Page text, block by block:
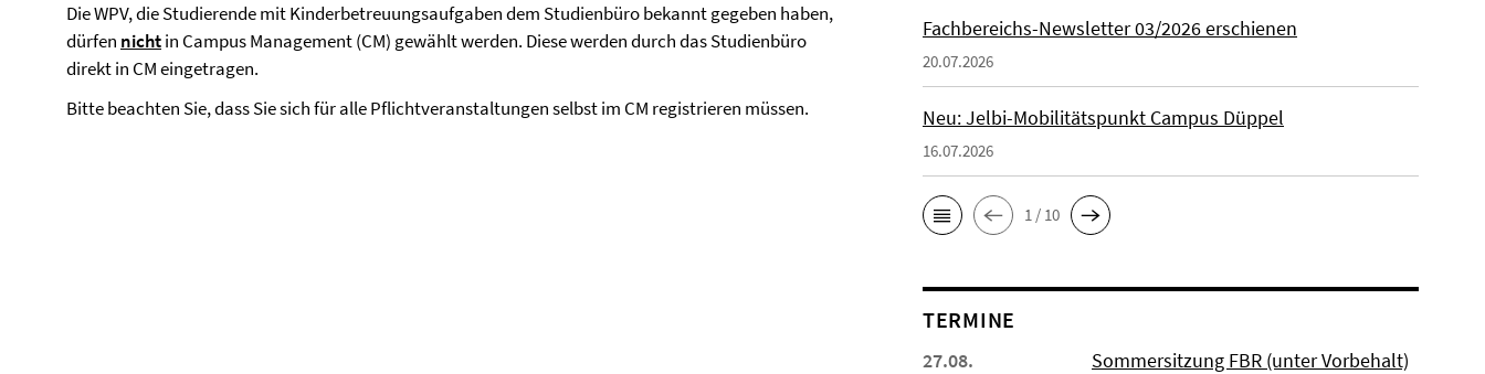
Die WPV, die Studierende mit Kinderbetreuungsaufgaben dem Studienbüro bekannt gegeben haben,
dürfen nichtin Campus Management (CM) gewählt werden. Diese werden durch das Studienbüro
direkt in CM eingetragen.
Bitte beachten Sie, dass Sie sich für alle Pflichtveranstaltungen selbst im CM registrieren müssen.
Fachbereichs-Newsletter 03/2026 erschienen
20.07.2026
Neu: Jelbi-Mobilitätspunkt Campus Düppel
16.07.2026
1 / 10
TERMINE
27.08.
Sommersitzung FBR (unter Vorbehalt)